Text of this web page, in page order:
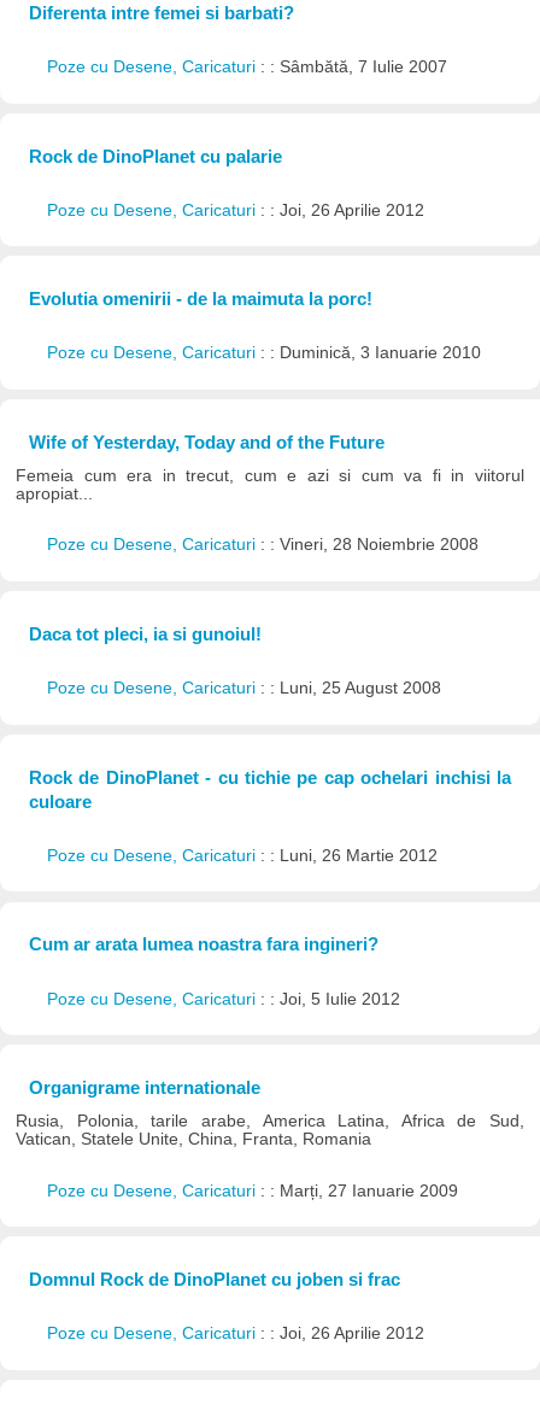
Diferenta intre femei si barbati?
Poze cu Desene, Caricaturi : : Sâmbătă, 7 Iulie 2007
Rock de DinoPlanet cu palarie
Poze cu Desene, Caricaturi : : Joi, 26 Aprilie 2012
Evolutia omenirii - de la maimuta la porc!
Poze cu Desene, Caricaturi : : Duminică, 3 Ianuarie 2010
Wife of Yesterday, Today and of the Future
Femeia cum era in trecut, cum e azi si cum va fi in viitorul
apropiat...
Poze cu Desene, Caricaturi : : Vineri, 28 Noiembrie 2008
Daca tot pleci, ia si gunoiul!
Poze cu Desene, Caricaturi : : Luni, 25 August 2008
Rock de DinoPlanet - cu tichie pe cap ochelari inchisi la
culoare
Poze cu Desene, Caricaturi : : Luni, 26 Martie 2012
Cum ar arata lumea noastra fara ingineri?
Poze cu Desene, Caricaturi : : Joi, 5 Iulie 2012
Organigrame internationale
Rusia, Polonia, tarile arabe, America Latina, Africa de Sud,
Vatican, Statele Unite, China, Franta, Romania
Poze cu Desene, Caricaturi : : Marți, 27 Ianuarie 2009
Domnul Rock de DinoPlanet cu joben si frac
Poze cu Desene, Caricaturi : : Joi, 26 Aprilie 2012